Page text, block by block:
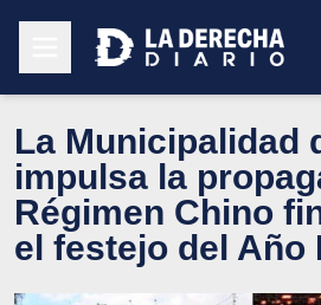
La Municipalidad
impulsa la
Régimen Chino
el festejo del Año